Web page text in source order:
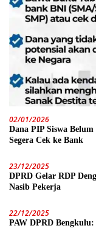
02/01/2026
Dana PIP Siswa
Segera Cek ke Bank
23/12/2025
DPRD Gelar RDP
Nasib Pekerja
22/12/2025
PAW DPRD